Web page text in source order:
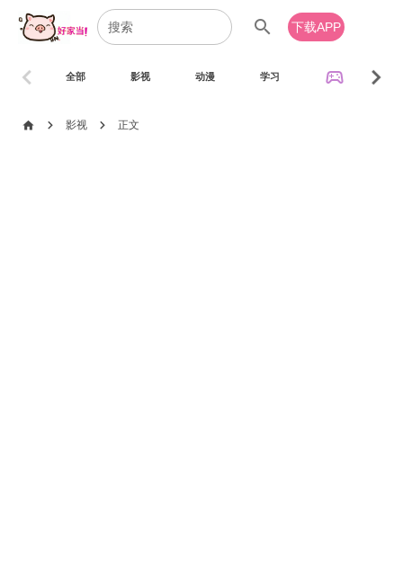
search 下载APP
全部 影视 动漫 学习 sports_esports
chevron_left chevron_right
home chevron_right 影视 chevron_right 正文